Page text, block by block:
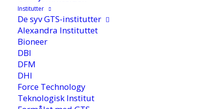
Institutter
De syv GTS-institutter
Alexandra Instituttet
Bioneer
DBI
DFM
DHI
Force Technology
Teknologisk Institut